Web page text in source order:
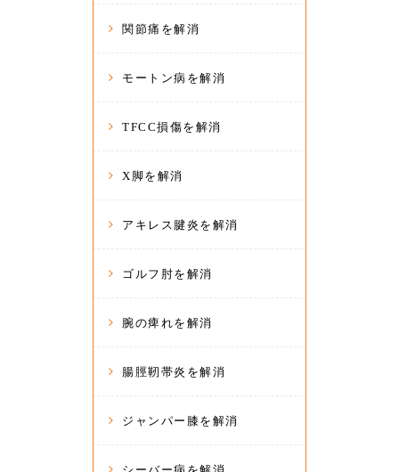
関節痛を解消
モートン病を解消
TFCC損傷を解消
X脚を解消
アキレス腱炎を解消
ゴルフ肘を解消
腕の痺れを解消
腸脛靭帯炎を解消
ジャンパー膝を解消